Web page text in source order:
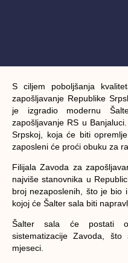
S ciljem poboljšanja
zapošljavanje Republike
je izgradio modernu
zapošljavanje RS u
Srpskoj, koja će biti
zaposleni će proći obuku za
Filijala Zavoda za
najviše stanovnika u
broj nezaposlenih, što je bio
kojoj će Šalter sala biti
Šalter sala će postati
sistematizacije Zavoda,
mjeseci.